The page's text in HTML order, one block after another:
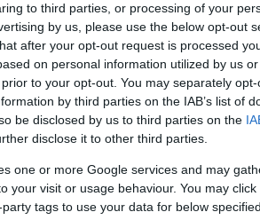
to third parties, or processing of your
by us, please use the below opt-out
after your opt-out request is processed
on personal information utilized by us
to your opt-out. You may separately
by third parties on the IAB’s list of
be disclosed by us to third parties on the
disclose it to other third parties.
one or more Google services and may
your visit or usage behaviour. You may
tags to use your data for below
το «άει στο διάολο» στην
στην υπουργό»